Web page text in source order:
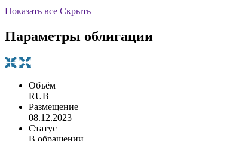
Показать все Скрыть
Параметры облигации
Объём
RUB
Размещение
08.12.2023
Статус
В обращении